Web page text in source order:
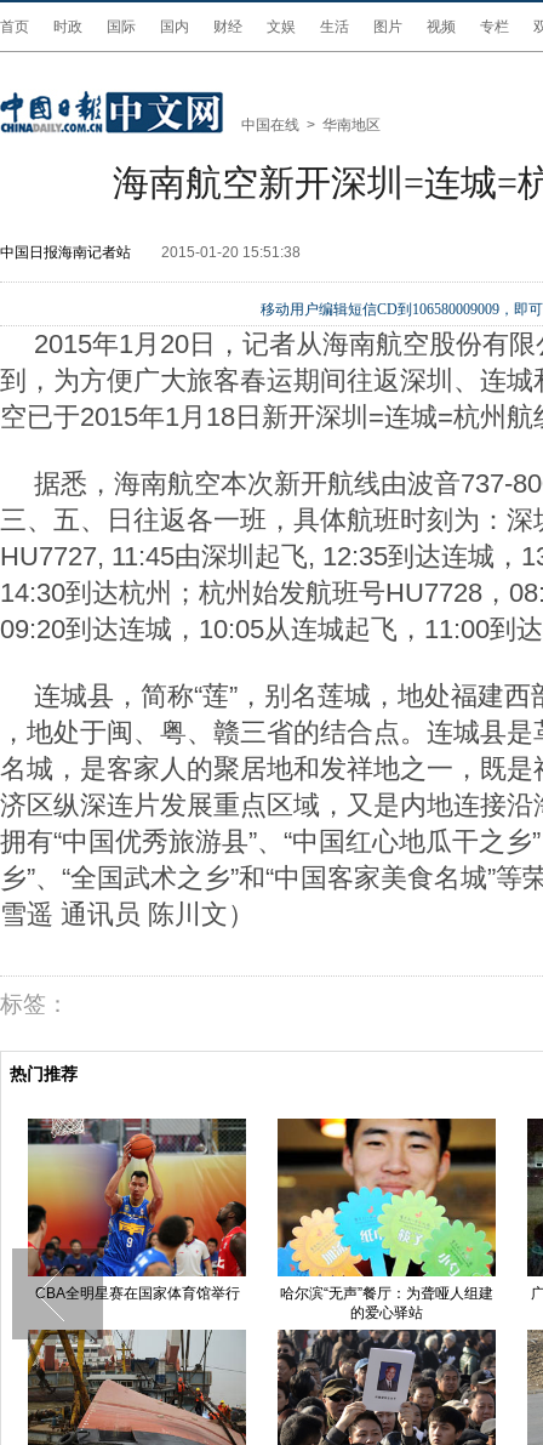
首页 时政 国际 国内 财经 文娱 生活 图片 视频 专栏
中国在线 > 华南地区
海南航空新开深圳=连城=
中国日报海南记者站 2015-01-20 15:51:38
移动用户编辑短信CD到106580009009，即
2015年1月20日，记者从海南航空股份有
到，为方便广大旅客春运期间往返深圳、连
空已于2015年1月18日新开深圳=连城=杭州航
据悉，海南航空本次新开航线由波音737-
三、五、日往返各一班，具体航班时刻为：深
HU7727, 11:45由深圳起飞, 12:35到达连城，
14:30到达杭州；杭州始发航班号HU7728，
09:20到达连城，10:05从连城起飞，11:00到
连城县，简称“莲”，别名莲城，地处福建
，地处于闽、粤、赣三省的结合点。连城县
名城，是客家人的聚居地和发祥地之一，既
济区纵深连片发展重点区域，又是内地连接
拥有“中国优秀旅游县”、“中国红心地瓜干之乡
乡”、“全国武术之乡”和“中国客家美食名城”
雪遥 通讯员 陈川文）
标签：
热门推荐
CBA全明星赛在国家体育馆举行
哈尔滨“无声”餐厅：为聋哑人组建
的爱心驿站